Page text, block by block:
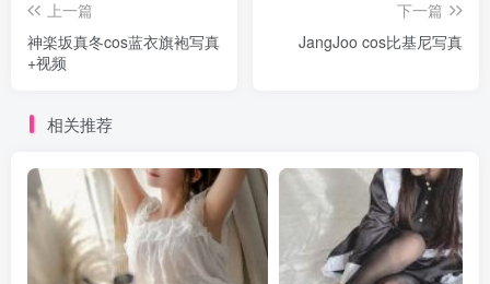
上一篇
神楽坂真冬cos蓝衣旗袍写真
+视频
下一篇
JangJoo cos比基尼写真
相关推荐